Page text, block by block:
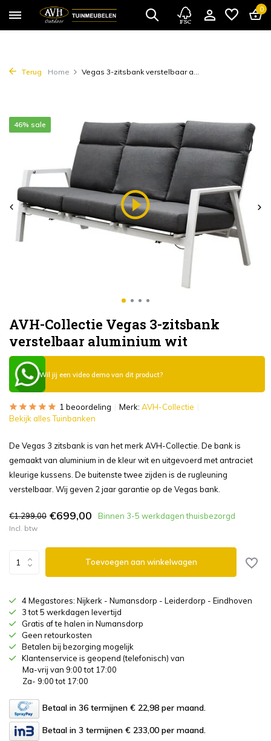
0
Terug Home Vegas 3-zitsbank verstelbaar a...
AVH-Collectie Vegas 3-zitsbank
verstelbaar aluminium wit
46% sale
Wil jij een video demo van dit product?
1 beoordeling Merk: AVH-Collectie
Bekijk alles Tuinbanken
De Vegas 3 zitsbank is van het merk AVH-Collectie. De bank is
gemaakt van aluminium in de kleur wit en uitgevoerd met antraciet
kleurige kussens. De buitenste twee zijden is de rugleuning
verstelbaar. Wij geven 2 jaar garantie op de Vegas bank.
€1.299,00 €699,00 Binnen 3-5 werkdagen thuisbezorgd
Incl. btw
Toevoegen aan winkelwagen
4 Megastores: Nijkerk - Numansdorp - Leiderdorp - Eindhoven
3 tot 5 werkdagen levertijd
Gratis af te halen in Numansdorp
Geen retourkosten
Betalen bij bezorging mogelijk
Klantenservice is geopend (telefonisch) van
Ma-vrij van 9:00 tot 17:00
Za- 9:00 tot 17:00
Betaal in 36 termijnen € 22,98 per maand.
Betaal in 3 termijnen € 233,00 per maand.